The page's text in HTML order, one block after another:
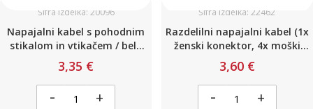
Šifra izdelka: 20096
Napajalni kabel s pohodnim
stikalom in vtikačem / bele
barve
3,35 €
- +
Šifra izdelka: 22462
Razdelilni napajalni kabel (1x
ženski konektor, 4x moški
konektor)
3,60 €
- +